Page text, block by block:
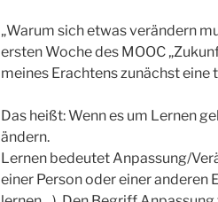
„Warum sich etwas verändern
ersten Woche des MOOC
meines Erachtens zunächst eine
Das heißt: Wenn es um Lernen
ändern.
Lernen bedeutet Anpassung/
einer Person oder einer anderen